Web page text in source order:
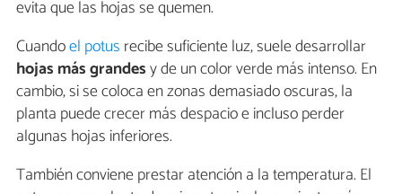
evita que las hojas se quemen.
Cuandoel potus recibe suficiente luz, suele desarrollar
hojas más grandesy de un color verde más intenso. En
cambio, si se coloca en zonas demasiado oscuras, la
planta puede crecer más despacio e incluso perder
algunas hojas inferiores.
También conviene prestar atención a la temperatura. El